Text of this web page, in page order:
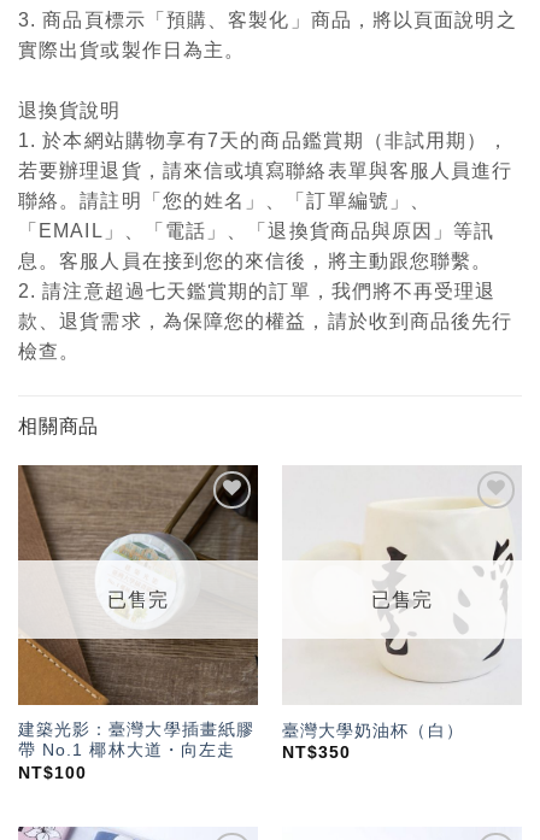
3. 商品頁標示「預購、客製化」商品，將以頁面說明之
實際出貨或製作日為主。
退換貨說明
1. 於本網站購物享有7天的商品鑑賞期（非試用期），
若要辦理退貨，請來信或填寫聯絡表單與客服人員進行
聯絡。請註明「您的姓名」、「訂單編號」、
「EMAIL」、「電話」、「退換貨商品與原因」等訊
息。客服人員在接到您的來信後，將主動跟您聯繫。
2. 請注意超過七天鑑賞期的訂單，我們將不再受理退
款、退貨需求，為保障您的權益，請於收到商品後先行
檢查。
相關商品
加入
望輕
已售完
建築光影：臺灣大學插畫紙膠
帶 No.1 椰林大道・向左走
NT$100
「願
望輕
單」
已售完
臺灣大學奶油杯（白）
NT$350